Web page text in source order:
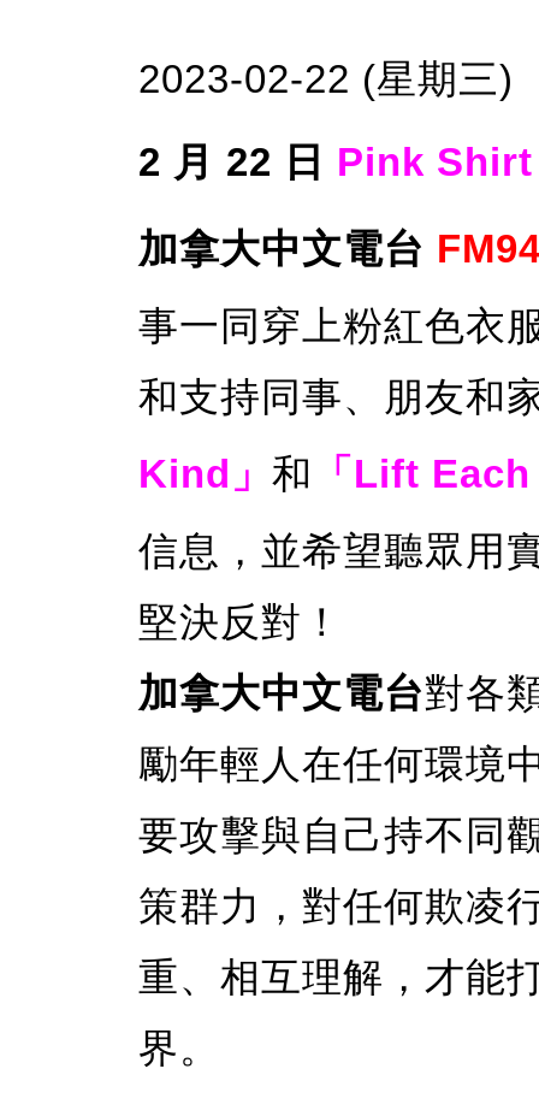
2023-02-22 (星期三)
2 月 22 日 Pink Shirt
加拿大中文電台
事一同穿上粉紅色衣
和支持同事、朋友和
Kind」 和
「Lift
信息，並希望聽眾用
堅決反對！
加拿大中文電台對各
勵年輕人在任何環境
要攻擊與自己持不同
策群力，對任何欺凌
重、相互理解，才能
界。